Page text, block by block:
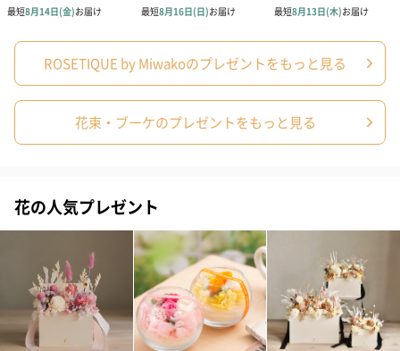
「ROSETIQUE by Miwako」
フラワーデザイナーであるMiwakoが好きなこだわりのファッショ
ン・インテリア・スイーツ・ヘアケアコスメと花を融合させ、各
ンメイド・花に特化したオリジナルブランド商品です。
オリジナルローズシリーズ
新種バラ研究の第一人者で日本を代表する育種家の今井清氏（今
井ナーセリー）と資本業務提携を結び、2021年より国産バラの素
ROSETIQUE by Miwakoのプレゼントをもっと見る
花束・ブーケのプレゼントをもっと見る
花の人気プレゼント